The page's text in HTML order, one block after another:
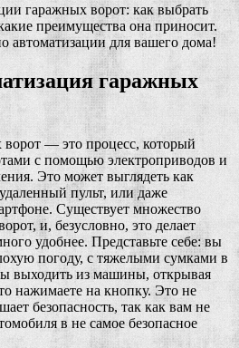
гаражных ворот: как выбрать
преимущества она приносит.
автоматизации для вашего дома!
гаражных
— это процесс, который
с помощью электроприводов и
Это может выглядеть как
пульт, или даже
Существует множество
и, безусловно, это делает
удобнее. Представьте себе: вы
погоду, с тяжелыми сумками в
выходить из машины, открывая
нажимаете на кнопку. Это не
безопасность, так как вам не
в не самое безопасное